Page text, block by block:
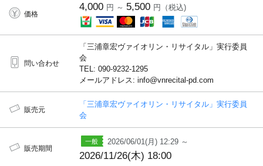
価格
4,000 円 ～ 5,500 円（税込)
問い合わせ
「三浦章宏ヴァイオリン・リサイタル」実行委員
会
TEL: 090-9232-1295
メールアドレス: info@vnrecital-pd.com
販売元
「三浦章宏ヴァイオリン・リサイタル」実行委員
会
販売期間
2026/06/01(月) 12:29 ～
2026/11/26(木) 18:00